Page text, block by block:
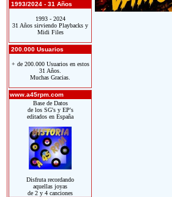
1993/2024 - 31 Años
1993 - 2024
31 Años sirviendo Playbacks y
Midi Files
200.000 Usuarios
+ de 200.000 Usuarios en estos
31 Años.
Muchas Gracias.
www.a45rpm.com
Base de Datos
de los SG's y EP's
editados en España
Disfruta recordando
aquellas joyas
de 2 y 4 canciones